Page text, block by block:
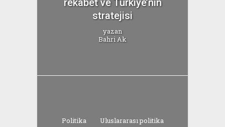
stratejisi
yazan
Bahri Ak
Politika
Uluslararası politika